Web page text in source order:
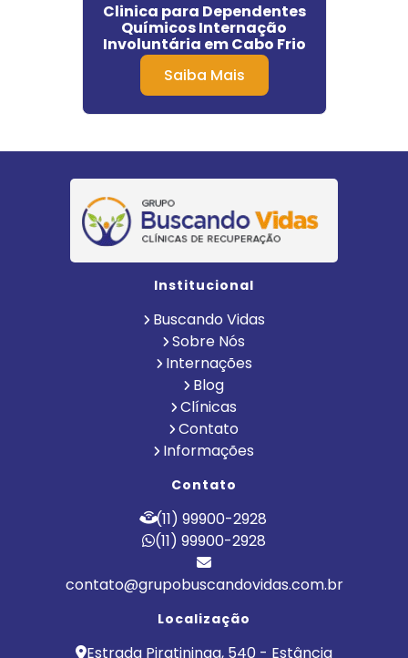
Clinica para Dependentes
Químicos Internação
Involuntária em Cabo Frio
Saiba Mais
Institucional
Buscando Vidas
Sobre Nós
Internações
Blog
Clínicas
Contato
Informações
Contato
(11) 99900-2928
(11) 99900-2928
contato@grupobuscandovidas.com.br
Localização
Estrada Piratininga, 540 - Estância